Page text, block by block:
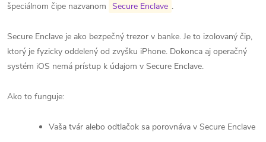
špeciálnom čipe nazvanom Secure Enclave .
Secure Enclave je ako bezpečný trezor v banke. Je to izolovaný čip,
ktorý je fyzicky oddelený od zvyšku iPhone. Dokonca aj operačný
systém iOS nemá prístup k údajom v Secure Enclave.
Ako to funguje:
Vaša tvár alebo odtlačok sa porovnáva v Secure Enclave